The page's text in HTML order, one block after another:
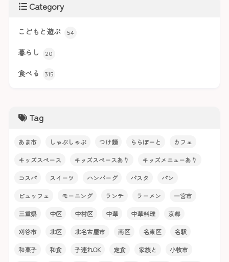
Category
こどもと遊ぶ 54
暮らし 20
食べる 315
Tag
あま市 しゃぶしゃぶ つけ麺 ららぽーと カフェ
キッズスペース キッズスペースあり キッズメニューあり
コスパ スイーツ ハンバーグ パスタ パン
ビュッフェ モーニング ランチ ラーメン 一宮市
三重県 中区 中村区 中華 中華料理 京都
刈谷市 北区 北名古屋市 南区 名東区 名駅
和菓子 和食 子連れOK 定食 家族と 小牧市